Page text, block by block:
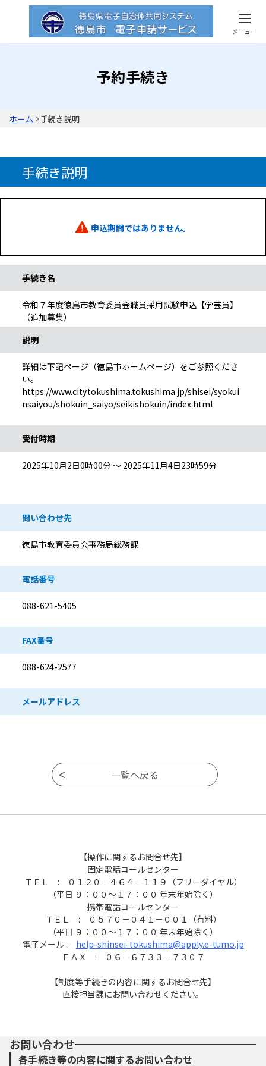
メニュー
予約手続き
ホーム 手続き説明
手続き説明
申込期間ではありません。
手続き名
令和７年度徳島市教育委員会職員採用試験申込【学芸員】
（追加募集）
説明
詳細は下記ページ（徳島市ホームページ）をご参照くださ
い。
https://www.city.tokushima.tokushima.jp/shisei/syokui
nsaiyou/shokuin_saiyo/seikishokuin/index.html
受付時期
2025年10月2日0時00分 ～ 2025年11月4日23時59分
問い合わせ先
徳島市教育委員会事務局総務課
電話番号
088-621-5405
FAX番号
088-624-2577
メールアドレス
【操作に関するお問合せ先】
固定電話コールセンター
ＴＥＬ : ０１２０－４６４－１１９（フリーダイヤル）
（平日 ９：００～１７：００ 年末年始除く）
携帯電話コールセンター
ＴＥＬ : ０５７０－０４１－００１（有料）
（平日 ９：００～１７：００ 年末年始除く）
電子メール : help-shinsei-tokushima@apply.e-tumo.jp
ＦＡＸ : ０６－６７３３－７３０７
【制度等手続きの内容に関するお問合せ先】
直接担当課にお問い合わせください。
お問い合わせ
各手続き等の内容に関するお問い合わせ